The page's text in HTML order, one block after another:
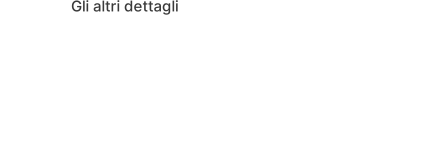
Gli altri dettagli